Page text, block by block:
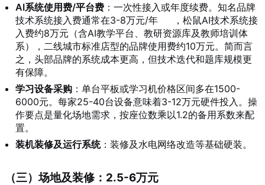
AI系统使用费/平台费 ：一次性接入或年度续费。知名品牌
技术系统接入费通常在3-8万元/年
，松鼠AI技术系统接
入费约8万元（含AI教学平台、教研资源库及教师培训体
系），二线城市标准店型的品牌使用费约10万元。简而言
之，头部品牌的系统成本更高，但技术迭代和题库规模更
有保障。
学习设备采购 ：单台平板或学习机价格区间多在1500-
6000元。每家25-40台设备意味着3-12万元硬件投入。操
作要点是量化场地需求，按座位数乘以1.2的备用系数来配
置。
装机装修及运行系统：装修及水电网络改造等基础硬装。
（三）场地及装修：2.5-6万元